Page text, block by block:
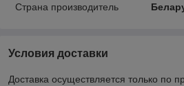
Страна производитель
Условия доставки
Доставка осуществляется только по